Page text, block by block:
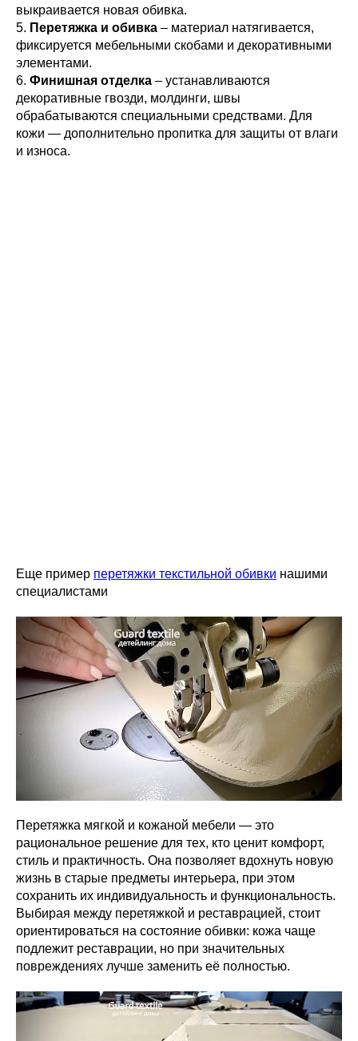
выкраивается новая обивка.
5. Перетяжка и обивка – материал натягивается,
фиксируется мебельными скобами и декоративными
элементами.
6. Финишная отделка – устанавливаются
декоративные гвозди, молдинги, швы
обрабатываются специальными средствами. Для
кожи — дополнительно пропитка для защиты от влаги
и износа.
Еще пример перетяжки текстильной обивки нашими
специалистами
Перетяжка мягкой и кожаной мебели — это
рациональное решение для тех, кто ценит комфорт,
стиль и практичность. Она позволяет вдохнуть новую
жизнь в старые предметы интерьера, при этом
сохранить их индивидуальность и функциональность.
Выбирая между перетяжкой и реставрацией, стоит
ориентироваться на состояние обивки: кожа чаще
подлежит реставрации, но при значительных
повреждениях лучше заменить её полностью.